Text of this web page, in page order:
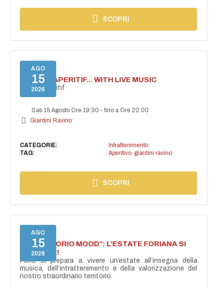
SCOPRI
AGO
15
2026
SECRET APERITIF... WITH LIVE MUSIC
Secret aperitif
Sab 15 Agosto Ore 19:30 -fino a Ore 22:00
Giardini Ravino
CATEGORIE:
Intrattenimento
TAG:
Aperitivo, giardini ravino
SCOPRI
AGO
15
2026
NASCE “FORIO MOOD”: L’ESTATE FORIANA SI
ACCENDE!
Forio si prepara a vivere un’estate all’insegna della
musica, dell’intrattenimento e della valorizzazione del
nostro straordinario territorio.